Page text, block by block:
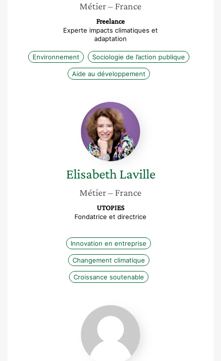
Métier– France
Freelance
Experte impacts climatiques et
adaptation
Environnement Sociologie de l’action publique
Aide au développement
Elisabeth
Laville
Elisabeth Laville
Métier– France
UTOPIES
Fondatrice et directrice
Innovation en entreprise
Changement climatique
Croissance soutenable
Delphine
Boutin